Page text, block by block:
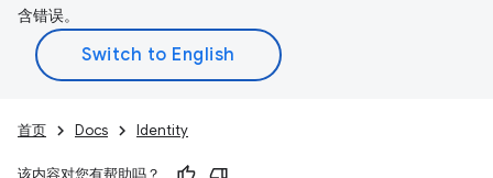
含错误。
首页 Docs Identity
该内容对您有帮助吗？